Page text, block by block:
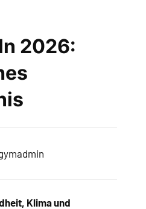
2026:
Klima und